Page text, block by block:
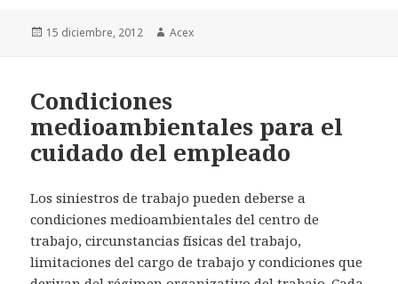
Publicado
15 diciembre, 2012 Autor
Acex
Condiciones
medioambientales para el
cuidado del empleado
Los siniestros de trabajo pueden deberse a
condiciones medioambientales del centro de
trabajo, circunstancias físicas del trabajo,
limitaciones del cargo de trabajo y condiciones que